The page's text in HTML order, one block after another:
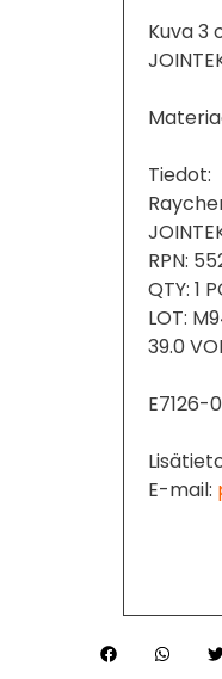
Kuva 3
Tiedot:
RPN:
QTY: 1
LOT:
39.0
E7126-
E-mail: